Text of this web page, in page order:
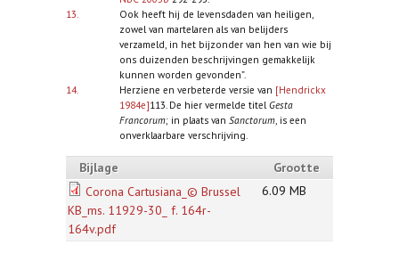
13.
Ook heeft hij de levensdaden van heiligen,
zowel van martelaren als van belijders
verzameld, in het bijzonder van hen van wie bij
ons duizenden beschrijvingen gemakkelijk
kunnen worden gevonden”.
14.
Herziene en verbeterde versie van [Hendrickx
1984e]113. De hier vermelde titel Gesta
Francorum; in plaats van Sanctorum, is een
onverklaarbare verschrijving.
Bijlage
Grootte
Corona Cartusiana_© Brussel
KB_ms. 11929-30_ f. 164r-
164v.pdf
6.09 MB